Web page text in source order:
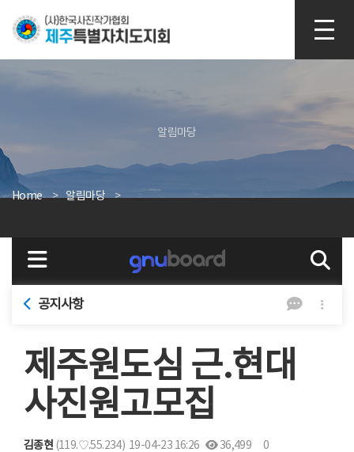
알림마당
Home 알림마당
공지사항
제주원도심 근.현대
사진원고모집
김종현 (119.♡.55.234) 19-04-23 16:26 36,499 0